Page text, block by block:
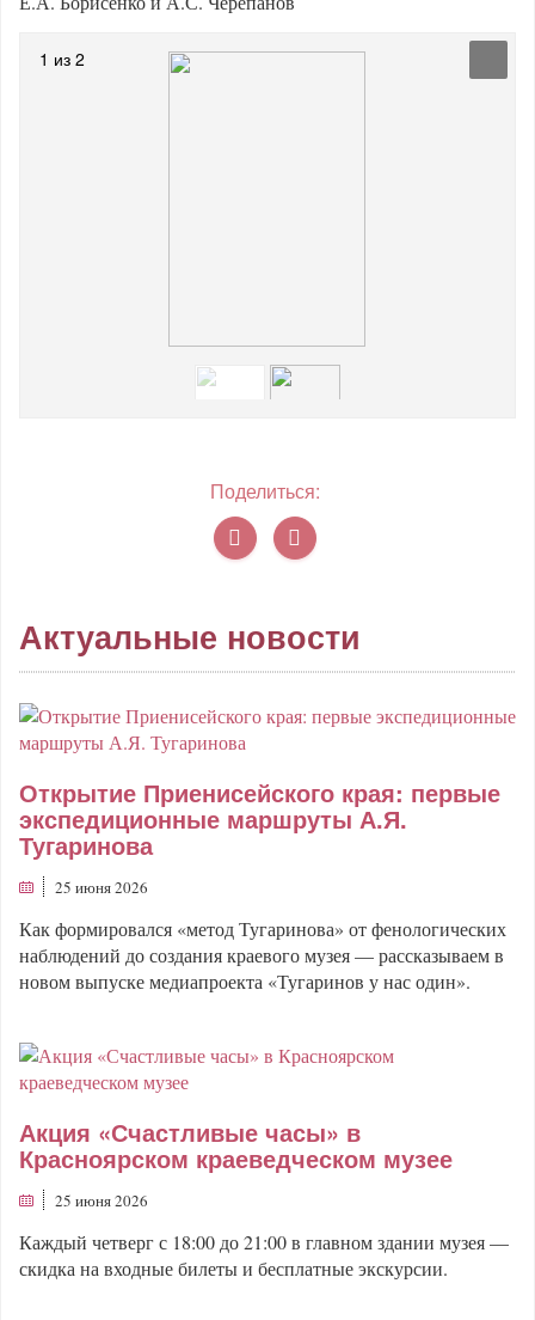
1 из 2
Поделиться:
Актуальные новости
Открытие Приенисейского края: первые
экспедиционные маршруты А.Я.
Тугаринова
25 июня 2026
Как формировался «метод Тугаринова» от фенологических
наблюдений до создания краевого музея — рассказываем в
новом выпуске медиапроекта «Тугаринов у нас один».
Акция «Счастливые часы» в
Красноярском краеведческом музее
25 июня 2026
Каждый четверг с 18:00 до 21:00 в главном здании музея —
скидка на входные билеты и бесплатные экскурсии.